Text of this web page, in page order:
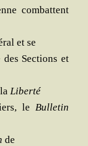
com­battent
et se
Sec­tions et
Liber­té
le Bul­le­tin
de